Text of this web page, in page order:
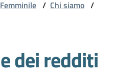
/ Chi siamo /
dei redditi